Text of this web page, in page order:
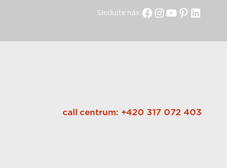
Sledujte nás: Facebook
Instagram
YouTube
Pinterest
call centrum: +420 317 072 403